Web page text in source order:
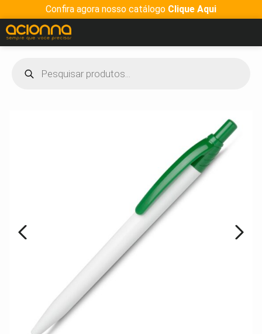
Confira agora nosso catálogo Clique Aqui